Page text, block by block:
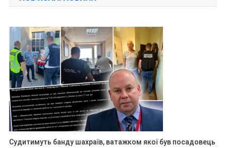
Судитимуть банду шахраїв, ватажком якої був посадовець